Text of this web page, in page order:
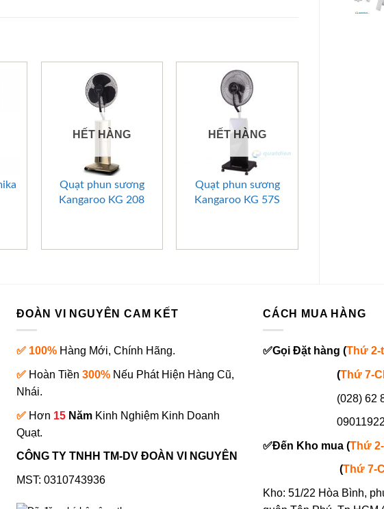
HẾT HÀNG
Quạt phun sương
Kangaroo KG 208
HẾT HÀNG
Quạt phun sương
Kangaroo KG 57S
ĐOÀN VI NGUYÊN CAM KẾT
✅ 100% Hàng Mới, Chính Hãng.
✅ Hoàn Tiền 300% Nếu Phát Hiện Hàng Cũ,
Nhái.
✅ Hơn 15 Năm Kinh Nghiệm Kinh Doanh
Quạt.
CÔNG TY TNHH TM-DV ĐOÀN VI NGUYÊN
MST: 0310743936
CÁCH MUA HÀNG
✅Gọi Đặt hàng (Thứ 2-
(Thứ 7-
(028) 62 83
✅Đến Kho mua (Thứ
(Thứ 7-
Kho: 51/22 Hòa Bình,